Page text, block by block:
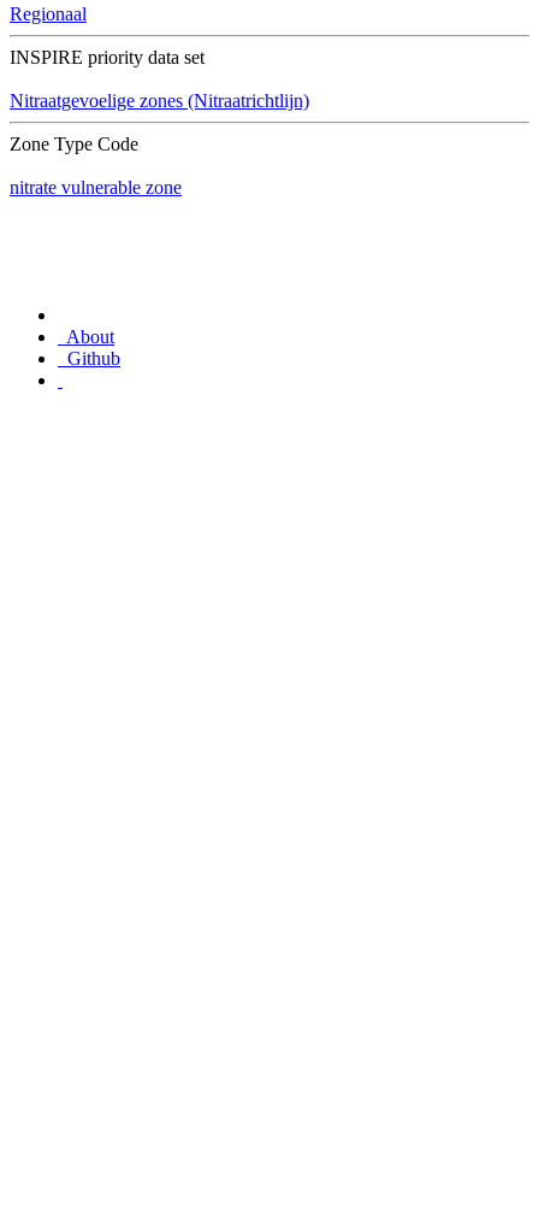
Regionaal
INSPIRE priority data set
Nitraatgevoelige zones (Nitraatrichtlijn)
Zone Type Code
nitrate vulnerable zone
About
Github